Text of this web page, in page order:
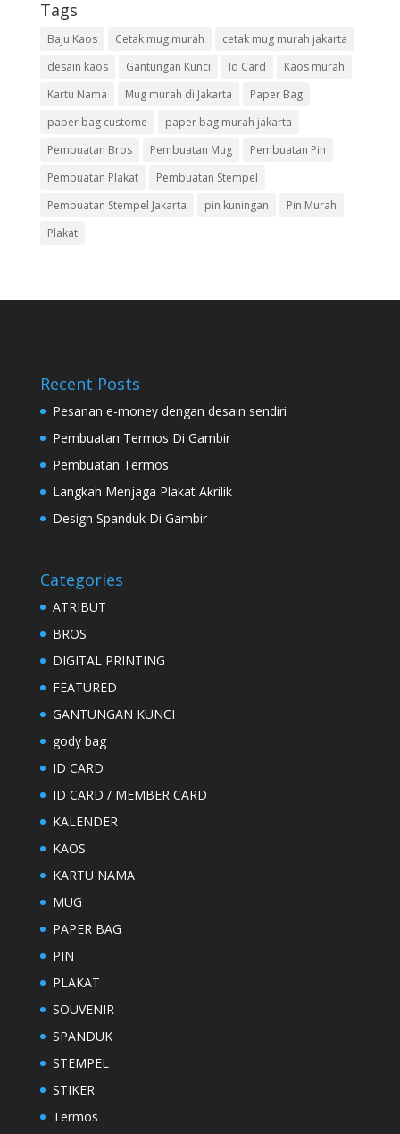
Tags
Baju Kaos Cetak mug murah
cetak mug murah jakarta
desain kaos
Gantungan Kunci Id Card
Kaos murah
Kartu Nama
Mug murah di Jakarta
Paper Bag
paper bag custome
paper bag murah jakarta
Pembuatan Bros
Pembuatan Mug
Pembuatan Pin
Pembuatan Plakat
Pembuatan Stempel
Pembuatan Stempel Jakarta
pin kuningan
Pin Murah
Plakat
Recent Posts
Pesanan e-money dengan desain sendiri
Pembuatan Termos Di Gambir
Pembuatan Termos
Langkah Menjaga Plakat Akrilik
Design Spanduk Di Gambir
Categories
ATRIBUT
BROS
DIGITAL PRINTING
FEATURED
GANTUNGAN KUNCI
gody bag
ID CARD
ID CARD / MEMBER CARD
KALENDER
KAOS
KARTU NAMA
MUG
PAPER BAG
PIN
PLAKAT
SOUVENIR
SPANDUK
STEMPEL
STIKER
Termos